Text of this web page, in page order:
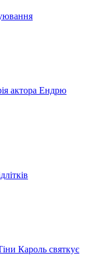
актора Ендрю
Кароль святкує